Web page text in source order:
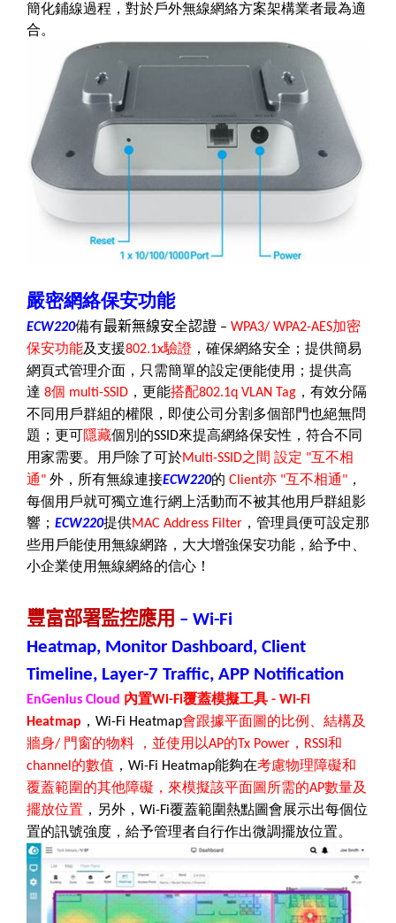
簡化鋪線過程，對於戶外無線網絡方案架構業者最為適
合。
嚴密網絡保安功能
ECW220備有最新無線安全認證 – WPA3/ WPA2-AES加密
保安功能及支援802.1x驗證 ，確保網絡安全；提供簡易
網頁式管理介面，只需簡單的設定便能使用；提供高
達 8個 multi-SSID ，更能搭配802.1q VLAN Tag ，有效分隔
不同用戶群組的權限，即使公司分割多個部門也絕無問
題；更可隱藏個別的SSID來提高網絡保安性，符合不同
用家需要。用戶除了可於Multi-SSID之間 設定 "互不相
通" 外，所有無線連接ECW220的 Client亦 "互不相通" ，
每個用戶就可獨立進行網上活動而不被其他用戶群組影
響； ECW220提供MAC Address Filter ，管理員便可設定那
些用戶能使用無線網路，大大增強保安功能，給予中、
小企業使用無線網絡的信心！
豐富部署監控應用 – Wi-Fi
Heatmap, Monitor Dashboard, Client
Timeline, Layer-7 Traffic, APP Notification
EnGenius Cloud 內置Wi-Fi覆蓋模擬工具 - Wi-Fi
Heatmap ， Wi-Fi Heatmap會跟據平面圖的比例、結構及
牆身/ 門窗的物料 ，並使用以AP的Tx Power ， RSSI 和
channel 的數值 ， Wi-Fi Heatmap能夠在考慮物理障礙和
覆蓋範圍的其他障礙，來模擬該平面圖所需的AP數量及
擺放位置 ，另外， Wi-Fi覆蓋範圍熱點圖會展示出每個位
置的訊號強度，給予管理者自行作出微調擺放位置。